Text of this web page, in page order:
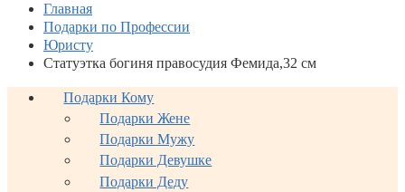
Главная
Подарки по Профессии
Юристу
Статуэтка богиня правосудия Фемида,32 см
Подарки Кому
Подарки Жене
Подарки Мужу
Подарки Девушке
Подарки Деду